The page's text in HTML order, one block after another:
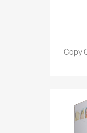
Copy